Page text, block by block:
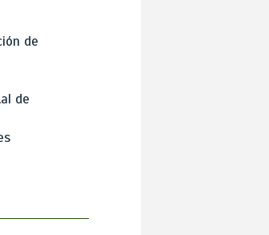
de
de